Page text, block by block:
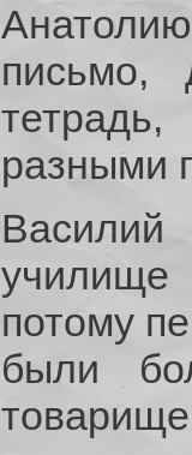
разными
потому
были